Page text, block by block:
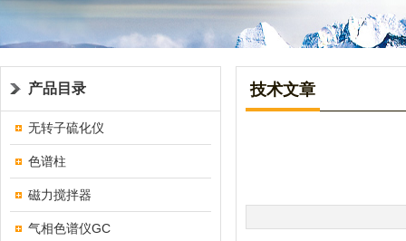
产品目录
无转子硫化仪
色谱柱
磁力搅拌器
气相色谱仪GC
技术文章